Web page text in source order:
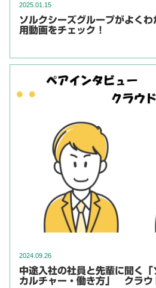
2025.01.15
ソルクシーズグループがよく
用動画をチェック！
2024.09.26
中途入社の社員と先輩に聞く「
カルチャー・働き方」 クラウ